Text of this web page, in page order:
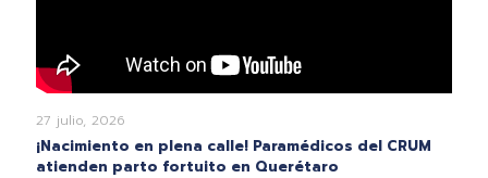
27 julio, 2026
¡Nacimiento en plena calle! Paramédicos del CRUM
atienden parto fortuito en Querétaro